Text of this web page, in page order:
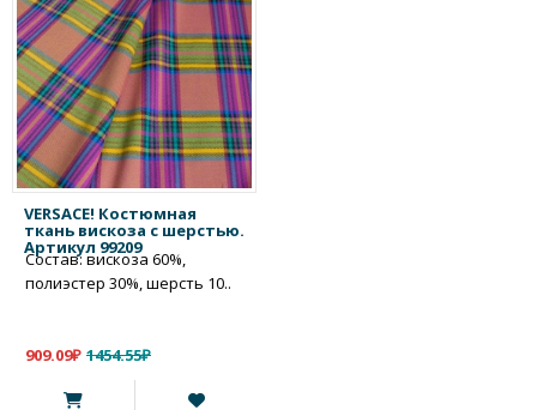
VERSACE! Костюмная
ткань вискоза с шерстью.
Артикул 99209
Состав: вискоза 60%,
полиэстер 30%, шерсть 10..
909.09₽ 1454.55₽